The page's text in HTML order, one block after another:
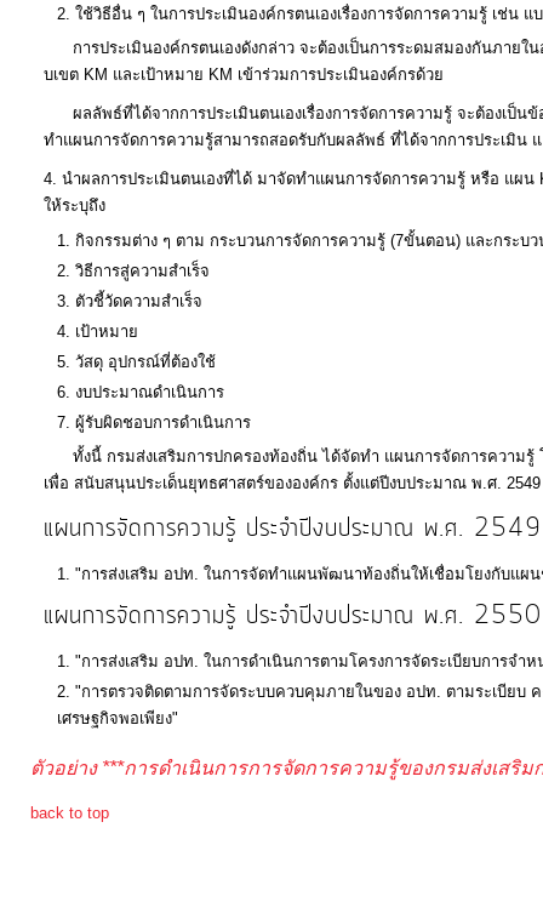
ใช้วิธีอื่น ๆ ในการประเมินองค์กรตนเองเรื่องการจัดการความรู้ เช่น
การประเมินองค์กรตนเองดังกล่าว จะต้องเป็นการระดมสมองกันภายใ
บเขต KM และเป้าหมาย KM เข้าร่วมการประเมินองค์กรด้วย
ผลลัพธ์ที่ได้จากการประเมินตนเองเรื่องการจัดการความรู้ จะต้องเป็น
ทำแผนการจัดการความรู้สามารถสอดรับกับผลลัพธ์ ที่ได้จากการประเมิน
นำผลการประเมินตนเองที่ได้ มาจัดทำแผนการจัดการความรู้ หรือ แผ
ให้ระบุถึง
กิจกรรมต่าง ๆ ตาม กระบวนการจัดการความรู้ (7ขั้นตอน) และกระบ
วิธีการสู่ความสำเร็จ
ตัวชี้วัดความสำเร็จ
เป้าหมาย
วัสดุ อุปกรณ์ที่ต้องใช้
งบประมาณดำเนินการ
ผู้รับผิดชอบการดำเนินการ
ทั้งนี้ กรมส่งเสริมการปกครองท้องถิ่น ได้จัดทำ แผนการจัดการความรู้
เพื่อ สนับสนุนประเด็นยุทธศาสตร์ขององค์กร ตั้งแต่ปีงบประมาณ พ.ศ.
แผนการจัดการความรู้ ประจำปีงบประมาณ พ.ศ. 2549
"การส่งเสริม อปท. ในการจัดทำแผนพัฒนาท้องถิ่นให้เชื่อมโยงกับแผ
แผนการจัดการความรู้ ประจำปีงบประมาณ พ.ศ. 2550
"การส่งเสริม อปท. ในการดำเนินการตามโครงการจัดระเบียบการ
"การตรวจติดตามการจัดระบบควบคุมภายในของ อปท. ตามระเบียบ
เศรษฐกิจพอเพียง"
ตัวอย่าง ***การดำเนินการการจัดการความรู้ของกรมส่งเส
back to top